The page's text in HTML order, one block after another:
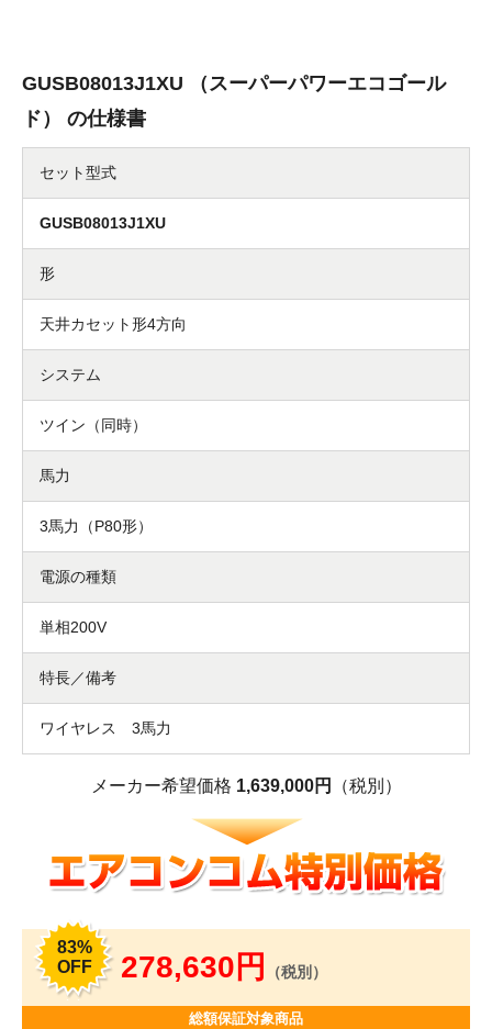
GUSB08013J1XU （スーパーパワーエコゴール
ド） の仕様書
セット型式
GUSB08013J1XU
形
天井カセット形4方向
システム
ツイン（同時）
馬力
3馬力（P80形）
電源の種類
単相200V
特長／備考
ワイヤレス 3馬力
メーカー希望価格 1,639,000円 （税別）
83%
OFF
278,630円 （税別）
総額保証対象商品